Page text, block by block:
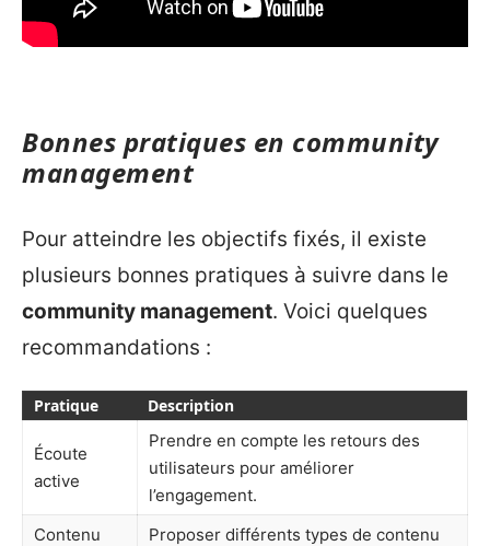
Bonnes pratiques en community
management
Pour atteindre les objectifs fixés, il existe
plusieurs bonnes pratiques à suivre dans le
community management. Voici quelques
recommandations :
Pratique Description
Écoute
active
Prendre en compte les retours des
utilisateurs pour améliorer
l’engagement.
Contenu
Proposer différents types de contenu